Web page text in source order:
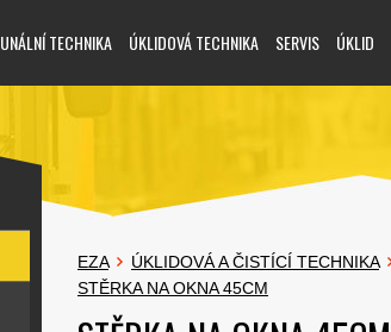
TECHNIKA ÚKLIDOVÁ TECHNIKA SERVIS ÚKLID
EZA ÚKLIDOVÁ A ČISTÍCÍ TECHNIKA
STĚRKA NA OKNA 45CM